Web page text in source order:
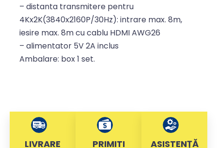
– distanta transmitere pentru
4Kx2K(3840x2160P/30Hz): intrare max. 8m,
iesire max. 8m cu cablu HDMI AWG26
– alimentator 5V 2A inclus
Ambalare: box 1 set.
LIVRARE
PRIMITI
ASISTENȚĂ